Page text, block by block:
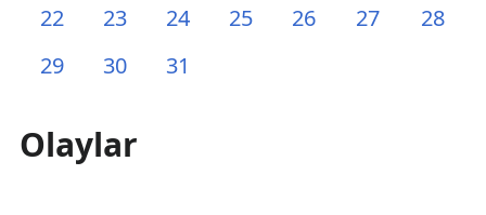
22
23 24 25 26 27
28
29
30 31
Olaylar